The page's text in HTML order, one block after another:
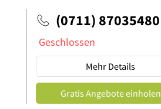
(0711) 87035480
Geschlossen
Mehr Details
Gratis Angebote einholen